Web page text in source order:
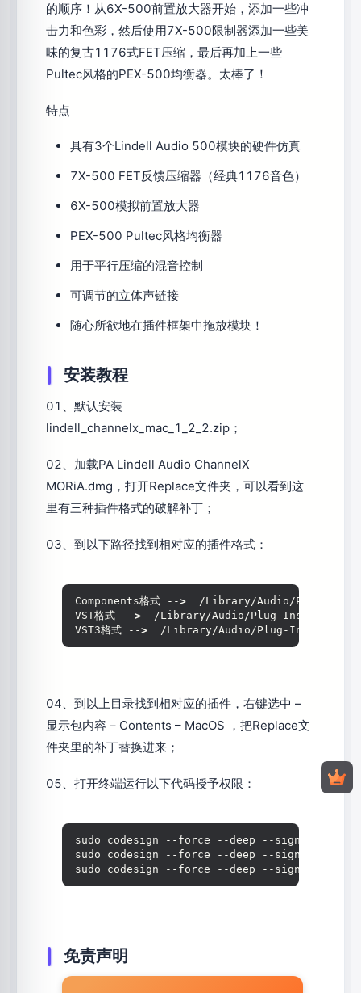
的顺序！从6X-500前置放大器开始，添加一些冲
击力和色彩，然后使用7X-500限制器添加一些美
味的复古1176式FET压缩，最后再加上一些
Pultec风格的PEX-500均衡器。太棒了！
特点
具有3个Lindell Audio 500模块的硬件仿真
7X-500 FET反馈压缩器（经典1176音色）
6X-500模拟前置放大器
PEX-500 Pultec风格均衡器
用于平行压缩的混音控制
可调节的立体声链接
随心所欲地在插件框架中拖放模块！
安装教程
01、默认安装
lindell_channelx_mac_1_2_2.zip；
02、加载PA Lindell Audio ChannelX
MORiA.dmg，打开Replace文件夹，可以看到这
里有三种插件格式的破解补丁；
03、到以下路径找到相对应的插件格式：
Components格式 -->
/Library/Audio/Plug-Ins/
VST格式 -->
  /Library/Audio/Plug-Ins/VST
VST3格式 -->
  /Library/Audio/Plug-Ins/VST3
04、到以上目录找到相对应的插件，右键选中 –
显示包内容 – Contents – MacOS ，把Replace文
件夹里的补丁替换进来；
05、打开终端运行以下代码授予权限：
sudo codesign --force --deep --sign -
sudo codesign --force --deep --sign -
sudo codesign --force --deep --sign -
免责声明